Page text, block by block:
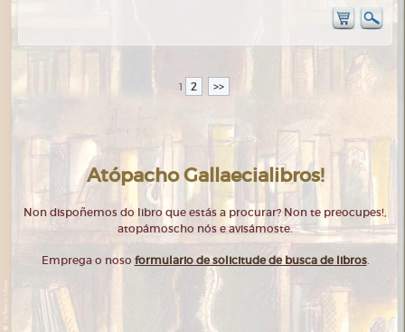
1 2 >>
Atópacho Gallaecialibros!
Non dispoñemos do libro que estás a procurar? Non te preocupes!,
atopámoscho nós e avisámoste.
Emprega o noso formulario de solicitude de busca de libros.